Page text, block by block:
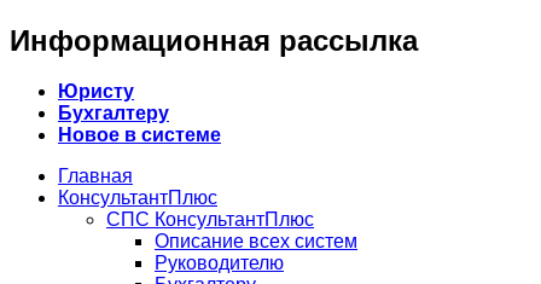
Информационная рассылка
Юристу
Бухгалтеру
Новое в системе
Главная
КонсультантПлюс
СПС КонсультантПлюс
Описание всех систем
Руководителю